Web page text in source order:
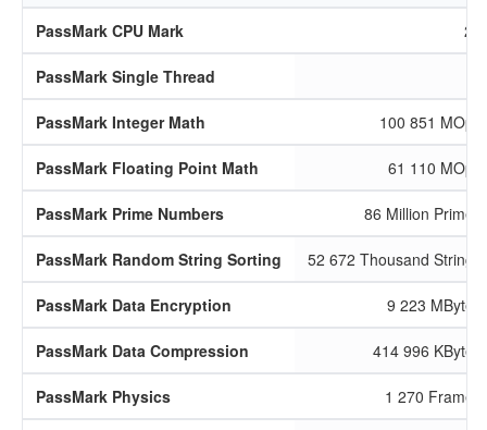
PassMark CPU Mark 24
PassMark Single Thread
PassMark Integer Math 100 851
PassMark Floating Point Math 61 110
PassMark Prime Numbers 86 Million
PassMark Random String Sorting 52 672 Thousand
PassMark Data Encryption 9 223
PassMark Data Compression 414 996
PassMark Physics 1 270